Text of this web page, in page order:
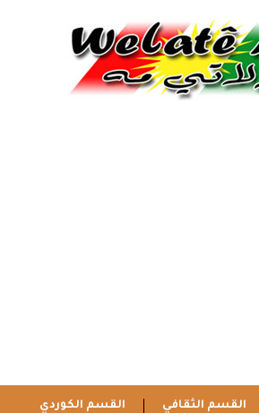
القسم الثقافي القسم الكوردي